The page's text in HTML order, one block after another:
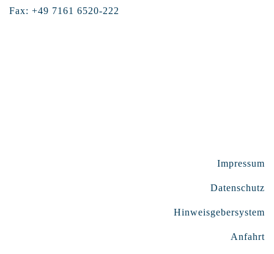
Fax: +49 7161 6520-222
Impressum
Datenschutz
Hinweisgebersystem
Anfahrt